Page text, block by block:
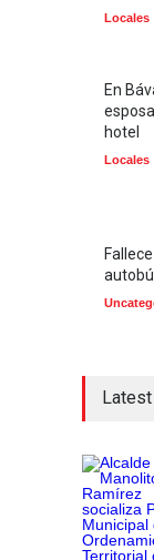
Locales
En
hotel
Locales